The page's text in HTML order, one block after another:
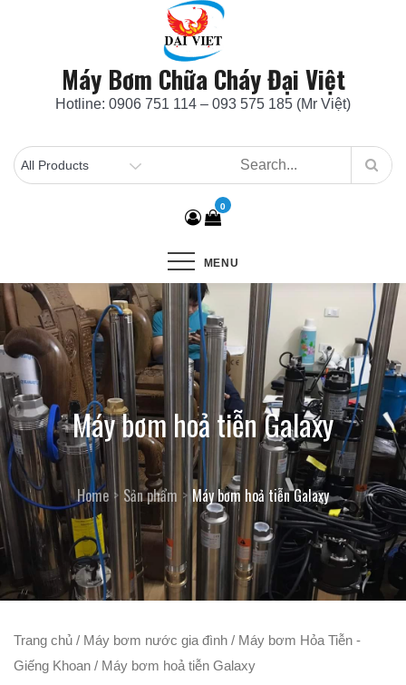
Máy Bơm Chữa Cháy Đại Việt
Hotline: 0906 751 114 – 093 575 185 (Mr Việt)
0
MENU
Máy bơm hoả tiễn Galaxy
Home Sản phẩm Máy bơm hoả tiễn Galaxy
Trang chủ / Máy bơm nước gia đình / Máy bơm Hỏa Tiễn -
Giếng Khoan / Máy bơm hoả tiễn Galaxy